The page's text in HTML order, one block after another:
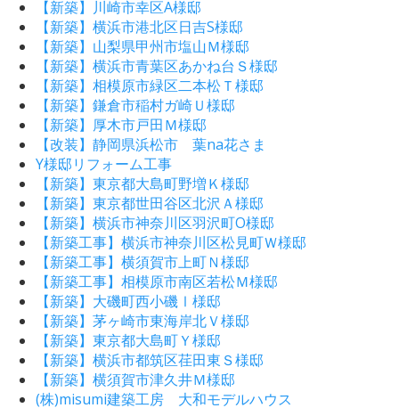
【新築】川崎市幸区A様邸
【新築】横浜市港北区日吉S様邸
【新築】山梨県甲州市塩山Ｍ様邸
【新築】横浜市青葉区あかね台Ｓ様邸
【新築】相模原市緑区二本松Ｔ様邸
【新築】鎌倉市稲村ガ崎Ｕ様邸
【新築】厚木市戸田Ｍ様邸
【改装】静岡県浜松市 葉na花さま
Y様邸リフォーム工事
【新築】東京都大島町野増Ｋ様邸
【新築】東京都世田谷区北沢Ａ様邸
【新築】横浜市神奈川区羽沢町O様邸
【新築工事】横浜市神奈川区松見町Ｗ様邸
【新築工事】横須賀市上町Ｎ様邸
【新築工事】相模原市南区若松Ｍ様邸
【新築】大磯町西小磯Ⅰ様邸
【新築】茅ヶ崎市東海岸北Ｖ様邸
【新築】東京都大島町Ｙ様邸
【新築】横浜市都筑区荏田東Ｓ様邸
【新築】横須賀市津久井Ｍ様邸
(株)misumi建築工房 大和モデルハウス